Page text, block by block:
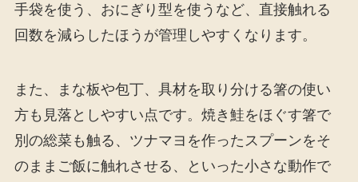
手袋を使う、おにぎり型を使うなど、直接触れる
回数を減らしたほうが管理しやすくなります。
また、まな板や包丁、具材を取り分ける箸の使い
方も見落としやすい点です。焼き鮭をほぐす箸で
別の総菜も触る、ツナマヨを作ったスプーンをそ
のままご飯に触れさせる、といった小さな動作で